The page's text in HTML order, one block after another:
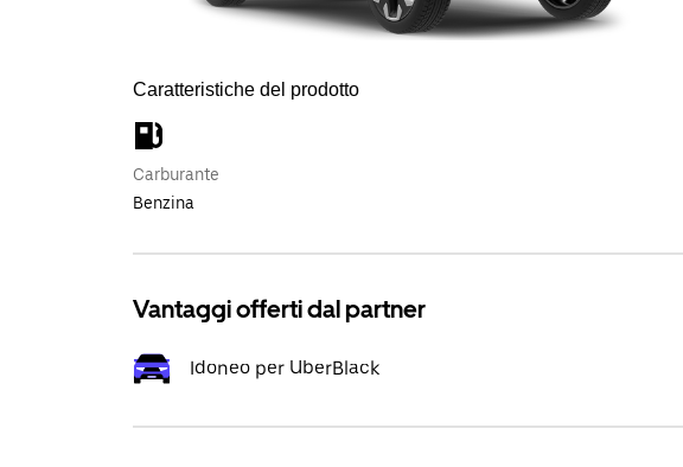
Caratteristiche del prodotto
Carburante
Benzina
Vantaggi offerti dal partner
Idoneo per UberBlack